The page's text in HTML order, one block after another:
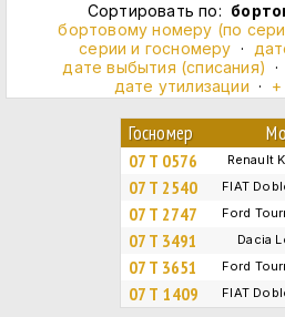
Сортировать по:
бортовому номеру (по
серии и госномеру ·
дате выбытия (списания) ·
дате утилизации ·
Госномер
07 T 0576 Renault
07 T 2540 FIAT
07 T 2747 Ford
07 T 3491 Dacia
07 T 3651 Ford
07 Т 1409 FIAT